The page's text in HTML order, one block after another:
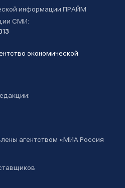
информации ПРАЙМ
СМИ:
экономической
агентством «МИА Россия